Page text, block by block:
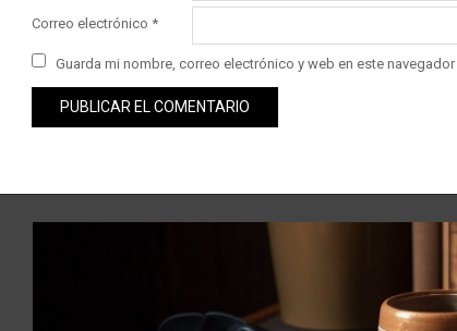
Correo electrónico *
Guarda mi nombre, correo electrónico y web en este